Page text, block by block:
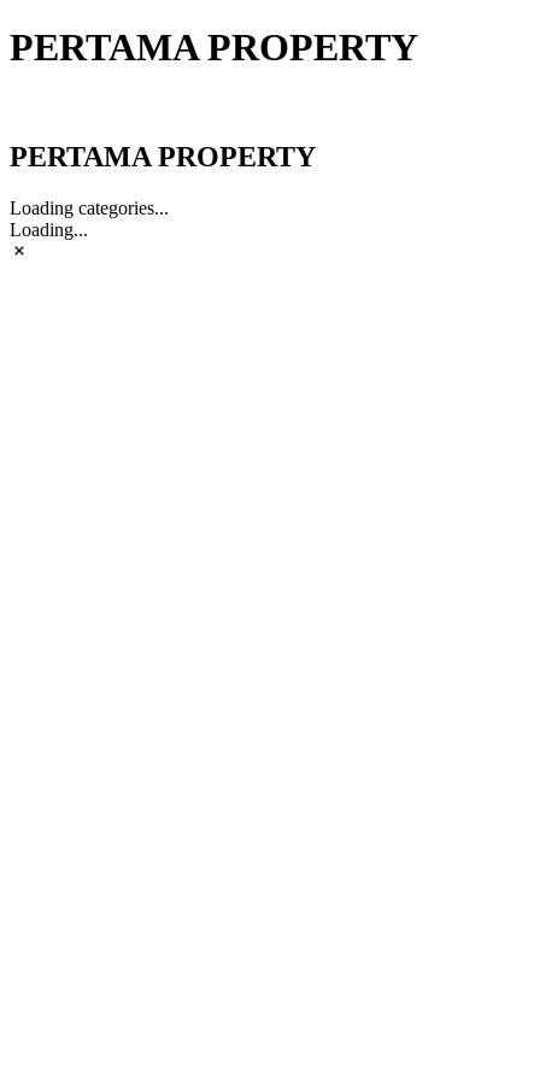
PERTAMA PROPERTY
PERTAMA PROPERTY
Loading categories...
Loading...